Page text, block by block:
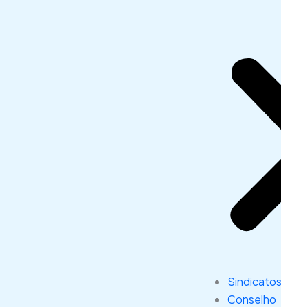
Sindicatos
Conselho